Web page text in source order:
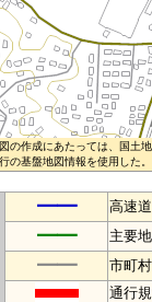
の作成にあたっては、国土
の基盤地図情報を使用した
━━ 高速
━━
主要
━━
市町
通行